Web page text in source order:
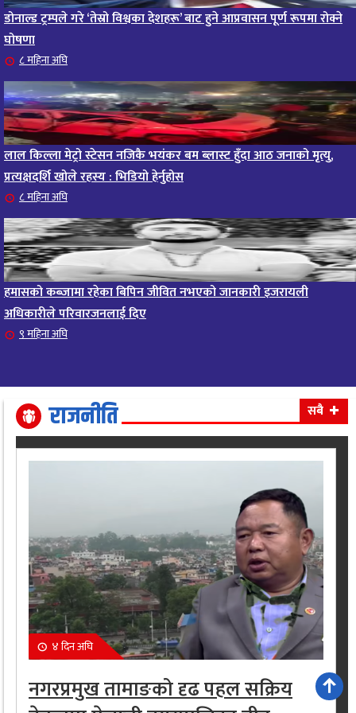
डोनाल्ड ट्रम्पले गरे ‘तेस्रो विश्वका देशहरू’ बाट हुने आप्रवासन पूर्ण रूपमा रोक्ने
घोषणा
८ महिना अघि
लाल किल्ला मेट्रो स्टेसन नजिकै भयंकर बम ब्लास्ट हुँदा आठ जनाको मृत्यु,
प्रत्यक्षदर्शि खोले रहस्य : भिडियो हेर्नुहोस
८ महिना अघि
हमासको कब्जामा रहेका बिपिन जीवित नभएको जानकारी इजरायली
अधिकारीले परिवारजनलाई दिए
९ महिना अघि
राजनीति सबै
४ दिन अघि
नगरप्रमुख तामाङको दृढ पहल सक्रिय